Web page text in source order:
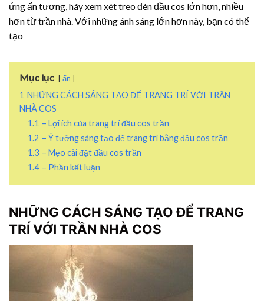
ứng ấn tượng, hãy xem xét treo đèn đầu cos lớn hơn, nhiều
hơn từ trần nhà. Với những ánh sáng lớn hơn này, bạn có thể
tạo
Mục lục ẩn
1 NHỮNG CÁCH SÁNG TẠO ĐỂ TRANG TRÍ VỚI TRẦN
NHÀ COS
1.1 – Lợi ích của trang trí đầu cos trần
1.2 – Ý tưởng sáng tạo để trang trí bằng đầu cos trần
1.3 – Mẹo cài đặt đầu cos trần
1.4 – Phần kết luận
NHỮNG CÁCH SÁNG TẠO ĐỂ TRANG
TRÍ VỚI TRẦN NHÀ COS